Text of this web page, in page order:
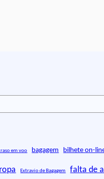
em voo bagagem bilhete on-
Extravio de Bagagem falta de